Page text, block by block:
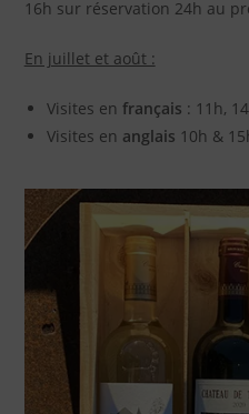
16h sur réservation 24h au
En juillet et août :
Visites en français : 11h,
Visites en anglais 10h &